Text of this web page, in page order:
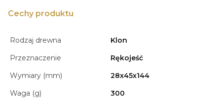
Cechy produktu
Rodzaj drewna
Klon
Przeznaczenie
Rękojeść
Wymiary (mm)
28x45x144
Waga (g)
300